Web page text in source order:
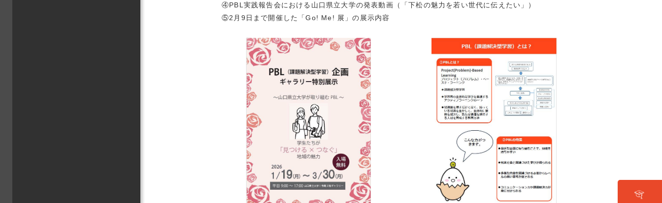
グローバル
卒業生
高大連携推進事業
2024年8月 (15)
2024年4月 (5)
2024年3月 (1)
2024年2月 (5)
2024年1月 (4)
2023年12月 (15)
2023年11月 (13)
2023年8月 (13)
2023年7月 (10)
2023年6月 (7)
2023年5月 (5)
④PBL実践報告会における山口県立大学の発表動画（「下松の魅力を若い世代に伝えたい」）
⑤2月9日まで開催した「Go! Me! 展」の展示内容